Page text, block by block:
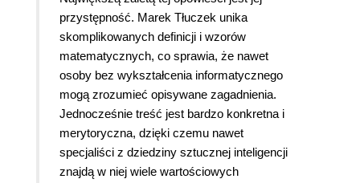
przystępność. Marek Tłuczek unika
skomplikowanych definicji i wzorów
matematycznych, co sprawia, że nawet
osoby bez wykształcenia informatycznego
mogą zrozumieć opisywane zagadnienia.
Jednocześnie treść jest bardzo konkretna i
merytoryczna, dzięki czemu nawet
specjaliści z dziedziny sztucznej inteligencji
znajdą w niej wiele wartościowych